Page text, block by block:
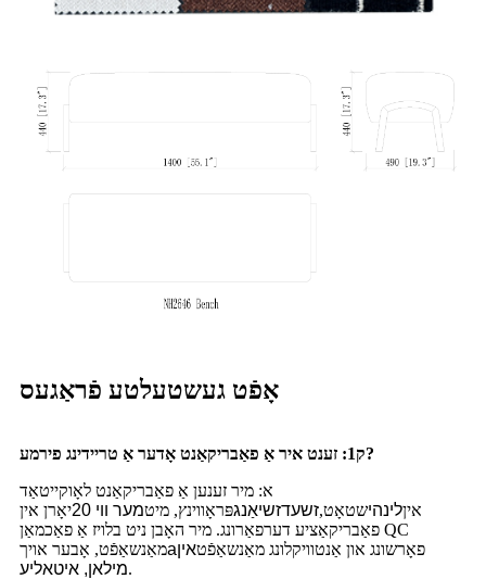
אָפֿט געשטעלטע פֿראַגעס
ק1: זענט איר אַ פאַבריקאַנט אָדער אַ טריידינג פירמע?
א: מיר זענען אַ פאַבריקאַנט לאָוקייטאַד
איןלינהישטאָט,זשעדזשיאַנגפּראָווינץ, מיטמער ווי 20
יאָרן אין
פאַבריקאַציע דערפאַרונג. מיר האָבן ניט בלויז אַ פאַכמאַן QC
מאַנשאַפֿט, אָבער אויךa פאָרשונג און אַנטוויקלונג מאַנשאַפֿטאין
מילאן, איטאליע.